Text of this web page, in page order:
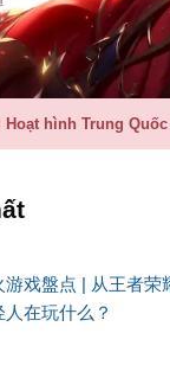
Hoạt hình Trung Quốc
戏盤点 | 从王者荣
在玩什么？